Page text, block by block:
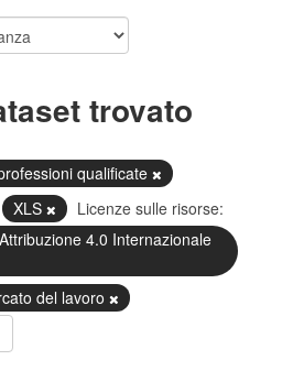
trovato
qualificate
XLS
Licenze sulle risorse:
4.0 Internazionale
del lavoro